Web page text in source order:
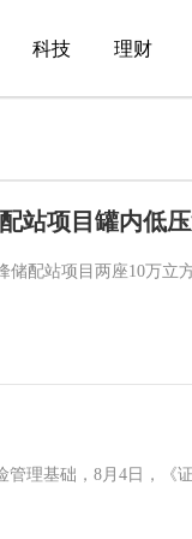
科技 理财
站项目罐内低
配站项目两座10万立
理基础，8月4日，《